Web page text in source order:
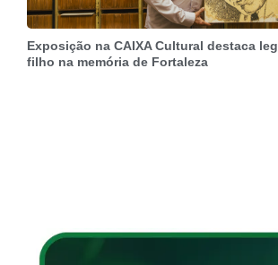
Exposição na CAIXA Cultural destaca
filho na memória de Fortaleza